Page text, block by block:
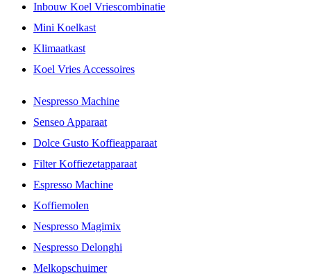
Inbouw Koel Vriescombinatie
Mini Koelkast
Klimaatkast
Koel Vries Accessoires
Nespresso Machine
Senseo Apparaat
Dolce Gusto Koffieapparaat
Filter Koffiezetapparaat
Espresso Machine
Koffiemolen
Nespresso Magimix
Nespresso Delonghi
Melkopschuimer